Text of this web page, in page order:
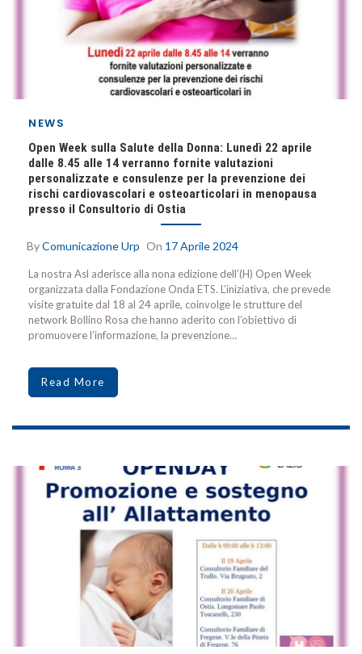
NEWS
Open Week sulla Salute della Donna: Lunedì 22 aprile
dalle 8.45 alle 14 verranno fornite valutazioni
personalizzate e consulenze per la prevenzione dei
rischi cardiovascolari e osteoarticolari in menopausa
presso il Consultorio di Ostia
ByComunicazione Urp On 17 Aprile 2024
La nostra Asl aderisce alla nona edizione dell’(H) Open Week
organizzata dalla Fondazione Onda ETS. L’iniziativa, che prevede
visite gratuite dal 18 al 24 aprile, coinvolge le strutture del
network Bollino Rosa che hanno aderito con l’obiettivo di
promuovere l’informazione, la prevenzione…
Read More